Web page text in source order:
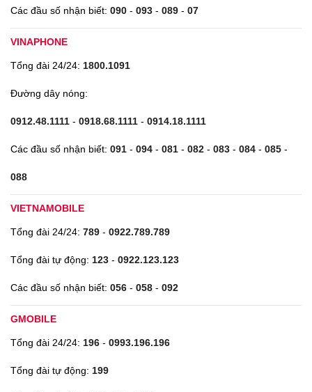
Các đầu số nhận biết: 090 - 093 - 089 - 07
VINAPHONE
Tổng đài 24/24: 1800.1091
Đường dây nóng:
0912.48.1111 - 0918.68.1111 - 0914.18.1111
Các đầu số nhận biết: 091 - 094 - 081 - 082 - 083 - 084 - 085 -
088
VIETNAMOBILE
Tổng đài 24/24: 789 - 0922.789.789
Tổng đài tự động: 123 - 0922.123.123
Các đầu số nhận biết: 056 - 058 - 092
GMOBILE
Tổng đài 24/24: 196 - 0993.196.196
Tổng đài tự động: 199